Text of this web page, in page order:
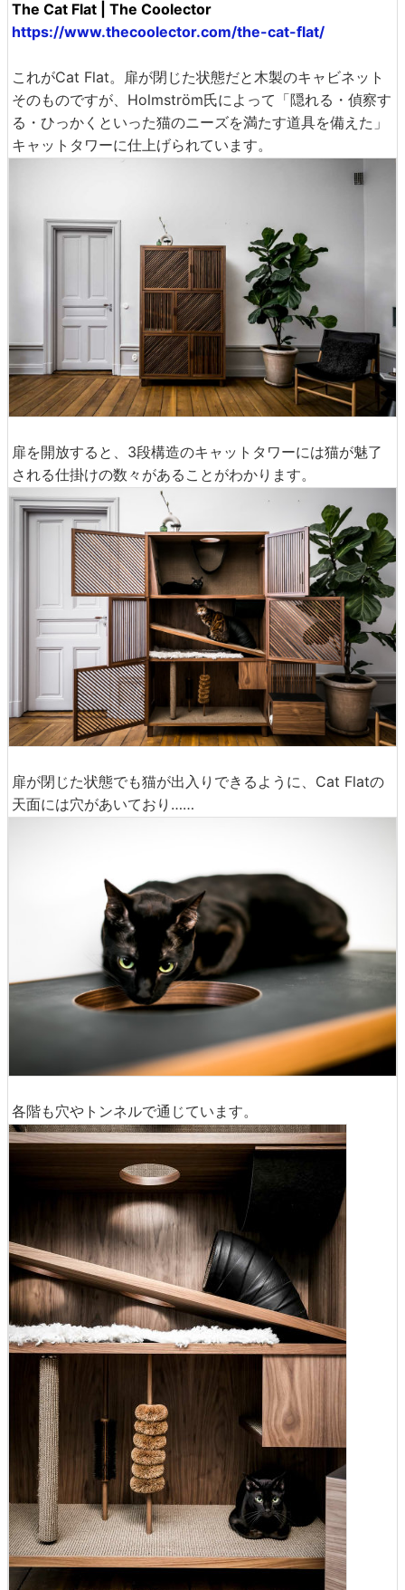
The Cat Flat | The Coolector
https://www.thecoolector.com/the-cat-flat/
これがCat Flat。扉が閉じた状態だと木製のキャビネット
そのものですが、Holmström氏によって「隠れる・偵察す
る・ひっかくといった猫のニーズを満たす道具を備えた」
キャットタワーに仕上げられています。
扉を開放すると、3段構造のキャットタワーには猫が魅了
される仕掛けの数々があることがわかります。
扉が閉じた状態でも猫が出入りできるように、Cat Flatの
天面には穴があいており……
各階も穴やトンネルで通じています。